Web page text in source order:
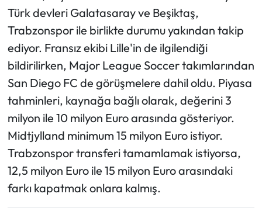
Türk devleri Galatasaray ve Beşiktaş,
Trabzonspor ile birlikte durumu yakından takip
ediyor. Fransız ekibi Lille'in de ilgilendiği
bildirilirken, Major League Soccer takımlarından
San Diego FC de görüşmelere dahil oldu. Piyasa
tahminleri, kaynağa bağlı olarak, değerini 3
milyon ile 10 milyon Euro arasında gösteriyor.
Midtjylland minimum 15 milyon Euro istiyor.
Trabzonspor transferi tamamlamak istiyorsa,
12,5 milyon Euro ile 15 milyon Euro arasındaki
farkı kapatmak onlara kalmış.